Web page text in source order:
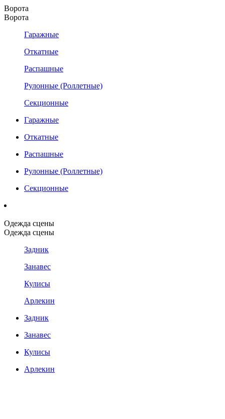
Ворота
Ворота
Гаражные
Откатные
Распашные
Рулонные (Роллетные)
Секционные
Гаражные
Откатные
Распашные
Рулонные (Роллетные)
Секционные
Одежда сцены
Одежда сцены
Задник
Занавес
Кулисы
Арлекин
Задник
Занавес
Кулисы
Арлекин